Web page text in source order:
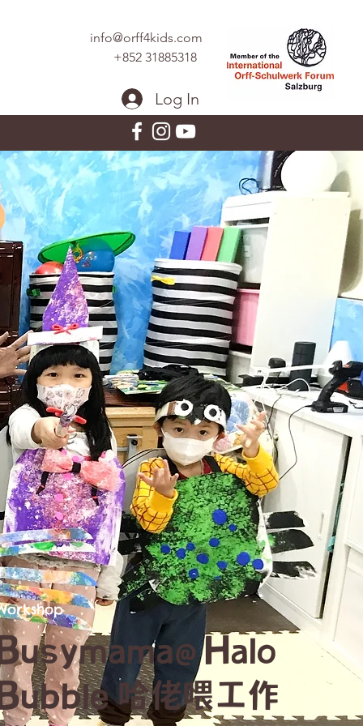
info@orff4kids.com
+852 31885318
Log In
Halo
哈佬喂工作